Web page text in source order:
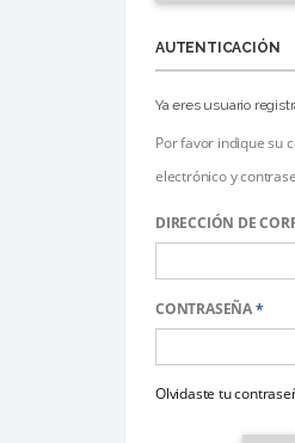
AUTENTICACIÓN
Ya eres usuario
Por favor indique su
electrónico y
DIRECCIÓN DE
CONTRASEÑA*
Olvidaste tu